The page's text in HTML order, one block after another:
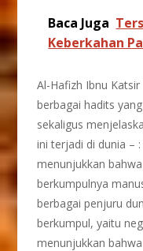
Baca Juga
Keberkahan
Al-Hafizh Ibnu
berbagai hadits
sekaligus
ini terjadi di dunia –
menunjukkan
berkumpulnya
berbagai penjuru
berkumpul, yaitu
menunjukkan